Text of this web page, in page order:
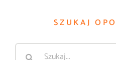
SZUKAJ